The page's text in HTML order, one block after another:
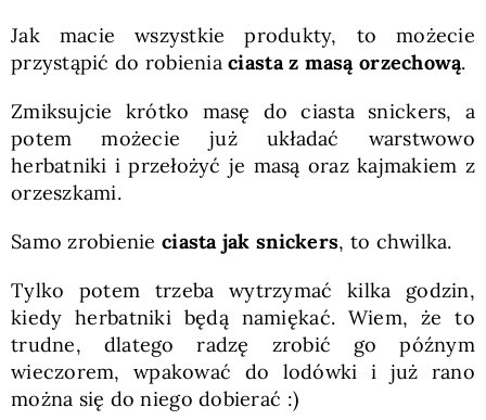
Jak macie wszystkie produkty, to możecie
przystąpić do robieniaciasta z masą orzechową.
Zmiksujcie krótko masę do ciasta snickers, a
potem możecie już układać warstwowo
herbatniki i przełożyć je masą oraz kajmakiem z
orzeszkami.
Samo zrobienieciasta jak snickers, to chwilka.
Tylko potem trzeba wytrzymać kilka godzin,
kiedy herbatniki będą namiękać. Wiem, że to
trudne, dlatego radzę zrobić go późnym
wieczorem, wpakować do lodówki i już rano
można się do niego dobierać :)